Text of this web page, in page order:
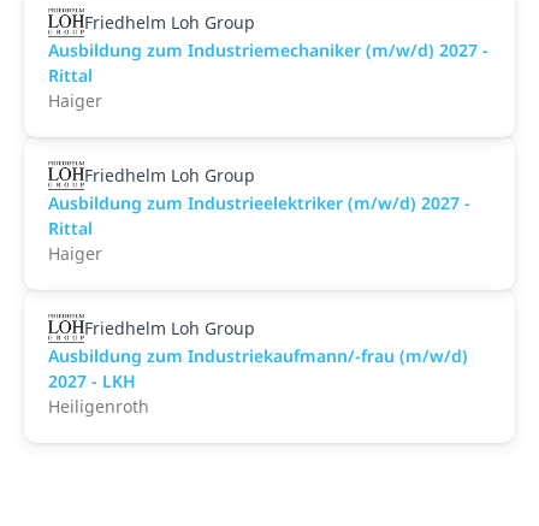
Friedhelm Loh Group
Ausbildung zum Industriemechaniker (m/w/d) 2027 -
Rittal
Haiger
Friedhelm Loh Group
Ausbildung zum Industrieelektriker (m/w/d) 2027 -
Rittal
Haiger
Friedhelm Loh Group
Ausbildung zum Industriekaufmann/-frau (m/w/d)
2027 - LKH
Heiligenroth